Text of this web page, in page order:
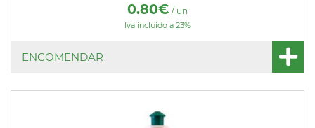
0.80€ / un
Iva incluído a 23%
ENCOMENDAR